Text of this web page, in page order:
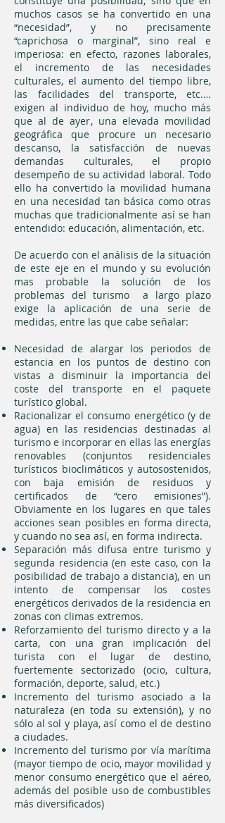
muchos casos se ha convertido en una
“necesidad”, y no precisamente
“caprichosa o marginal”, sino real e
imperiosa: en efecto, razones laborales,
el incremento de las necesidades
culturales, el aumento del tiempo libre,
las facilidades del transporte, etc.…
exigen al individuo de hoy, mucho más
que al de ayer, una elevada movilidad
geográfica que procure un necesario
descanso, la satisfacción de nuevas
demandas culturales, el propio
desempeño de su actividad laboral. Todo
ello ha convertido la movilidad humana
en una necesidad tan básica como otras
muchas que tradicionalmente así se han
entendido: educación, alimentación, etc.
De acuerdo con el análisis de la situación
de este eje en el mundo y su evolución
mas probable la solución de los
problemas del turismo a largo plazo
exige la aplicación de una serie de
medidas, entre las que cabe señalar:
Necesidad de alargar los periodos de
estancia en los puntos de destino con
vistas a disminuir la importancia del
coste del transporte en el paquete
turístico global.
Racionalizar el consumo energético (y de
agua) en las residencias destinadas al
turismo e incorporar en ellas las energías
renovables (conjuntos residenciales
turísticos bioclimáticos y autosostenidos,
con baja emisión de residuos y
certificados de “cero emisiones”).
Obviamente en los lugares en que tales
acciones sean posibles en forma directa,
y cuando no sea así, en forma indirecta.
Separación más difusa entre turismo y
segunda residencia (en este caso, con la
posibilidad de trabajo a distancia), en un
intento de compensar los costes
energéticos derivados de la residencia en
zonas con climas extremos.
Reforzamiento del turismo directo y a la
carta, con una gran implicación del
turista con el lugar de destino,
fuertemente sectorizado (ocio, cultura,
formación, deporte, salud, etc.)
Incremento del turismo asociado a la
naturaleza (en toda su extensión), y no
sólo al sol y playa, así como el de destino
a ciudades.
Incremento del turismo por vía marítima
(mayor tiempo de ocio, mayor movilidad y
menor consumo energético que el aéreo,
además del posible uso de combustibles
más diversificados)